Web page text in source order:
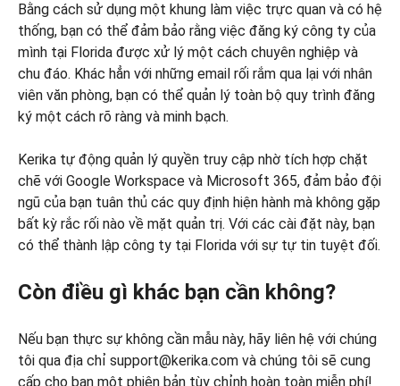
Bằng cách sử dụng một khung làm việc trực quan và có hệ
thống, bạn có thể đảm bảo rằng việc đăng ký công ty của
mình tại Florida được xử lý một cách chuyên nghiệp và
chu đáo. Khác hẳn với những email rối rắm qua lại với nhân
viên văn phòng, bạn có thể quản lý toàn bộ quy trình đăng
ký một cách rõ ràng và minh bạch.
Kerika tự động quản lý quyền truy cập nhờ tích hợp chặt
chẽ với Google Workspace và Microsoft 365, đảm bảo đội
ngũ của bạn tuân thủ các quy định hiện hành mà không gặp
bất kỳ rắc rối nào về mặt quản trị. Với các cài đặt này, bạn
có thể thành lập công ty tại Florida với sự tự tin tuyệt đối.
Còn điều gì khác bạn cần không?
Nếu bạn thực sự không cần mẫu này, hãy liên hệ với chúng
tôi qua địa chỉ support@kerika.com và chúng tôi sẽ cung
cấp cho bạn một phiên bản tùy chỉnh hoàn toàn miễn phí!